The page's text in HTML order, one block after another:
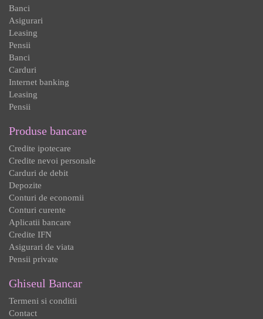
Banci
Asigurari
Leasing
Pensii
Banci
Carduri
Internet banking
Leasing
Pensii
Produse bancare
Credite ipotecare
Credite nevoi personale
Carduri de debit
Depozite
Conturi de economii
Conturi curente
Aplicatii bancare
Credite IFN
Asigurari de viata
Pensii private
Ghiseul Bancar
Termeni si conditii
Contact